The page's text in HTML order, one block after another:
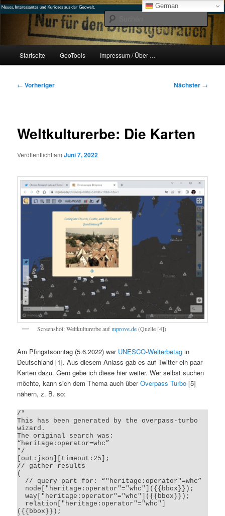
Zum
primären
#geoObserver
mikeE's GeoBlog
Startseite GeoTools Impressum / Über …
Beitragsnavigation
← Vorheriger Nächster →
Weltkulturerbe: Die Karten
Veröffentlicht amJuni 7, 2022
Screenshot: Weltkulturerbe aufmprove.de(Quelle [4])
Am Pfingstsonntag (5.6.2022) war UNESCO-Welterbetag in
Deutschland [1]. Aus diesem Anlass gab es auf Twitter ein paar
Karten dazu. Gern gebe ich diese hier weiter. Wer selbst suchen
möchte, kann sich dem Thema auch überOverpass Turbo [5]
nähern, z. B. so:
/*
This has been generated by the overpass-turbo
wizard.
The original search was:
“heritage:operator=whc”
*/
[out:json][timeout:25];
// gather results
(
  way["heritage:operator"="whc"]({{bbox}});
({{bbox}});
German